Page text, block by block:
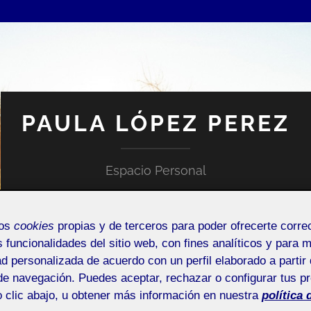
PAULA LÓPEZ PEREZ
Espacio Personal
DE INCIDENCIAS O SUGERENCIAS
cookies propias y de terceros para poder ofrecerte
funcionalidades del sitio web, con fines analíticos y para
personalizada de acuerdo con un perfil elaborado a partir
navegación. Puedes aceptar, rechazar o configurar tus
clic abajo, u obtener más información en nuestra política